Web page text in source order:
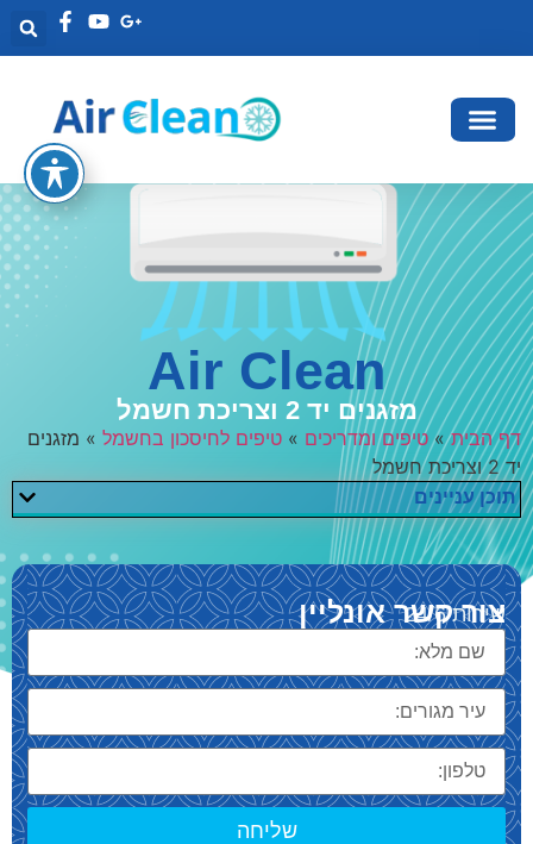
Air Clean
מזגנים יד 2 וצריכת חשמל
דף הבית » טיפים ומדריכים » טיפים לחיסכון בחשמל » מזגנים
יד 2 וצריכת חשמל
תוכן עניינים
שירות 24/6
צור קשר אונליין
שליחה